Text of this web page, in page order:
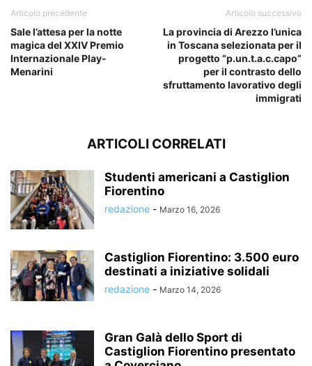
Articolo precedente
Sale l’attesa per la notte
magica del XXIV Premio
Internazionale Play-
Menarini
Articolo successivo
La provincia di Arezzo l’unica
in Toscana selezionata per il
progetto “p.un.t.a.c.capo”
per il contrasto dello
sfruttamento lavorativo degli
immigrati
ARTICOLI CORRELATI
Studenti americani a Castiglion
Fiorentino
redazione - Marzo 16, 2026
Castiglion Fiorentino: 3.500 euro
destinati a iniziative solidali
redazione - Marzo 14, 2026
Gran Galà dello Sport di
Castiglion Fiorentino presentato